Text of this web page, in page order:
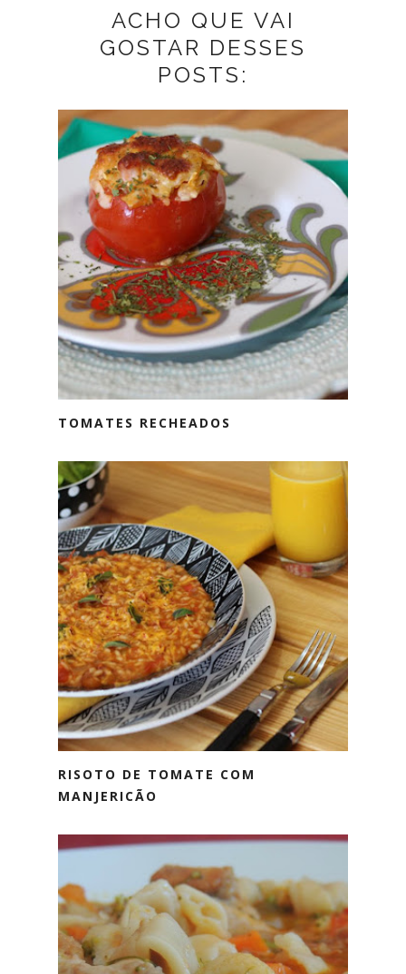
ACHO QUE VAI
GOSTAR DESSES
POSTS:
TOMATES RECHEADOS
RISOTO DE TOMATE COM
MANJERICÃO